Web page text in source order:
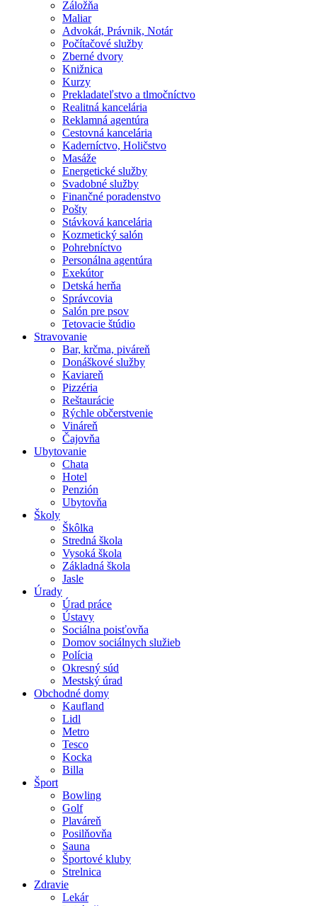
Záložňa
Maliar
Advokát, Právnik, Notár
Počítačové služby
Zberné dvory
Knižnica
Kurzy
Prekladateľstvo a tlmočníctvo
Realitná kancelária
Reklamná agentúra
Cestovná kancelária
Kaderníctvo, Holičstvo
Masáže
Energetické služby
Svadobné služby
Finančné poradenstvo
Pošty
Stávková kancelária
Kozmetický salón
Pohrebníctvo
Personálna agentúra
Exekútor
Detská herňa
Správcovia
Salón pre psov
Tetovacie štúdio
Stravovanie
Bar, krčma, piváreň
Donáškové služby
Kaviareň
Pizzéria
Reštaurácie
Rýchle občerstvenie
Vináreň
Čajovňa
Ubytovanie
Chata
Hotel
Penzión
Ubytovňa
Školy
Škôlka
Stredná škola
Vysoká škola
Základná škola
Jasle
Úrady
Úrad práce
Ústavy
Sociálna poisťovňa
Domov sociálnych služieb
Polícia
Okresný súd
Mestský úrad
Obchodné domy
Kaufland
Lidl
Metro
Tesco
Kocka
Billa
Šport
Bowling
Golf
Plaváreň
Posilňovňa
Sauna
Športové kluby
Strelnica
Zdravie
Lekár